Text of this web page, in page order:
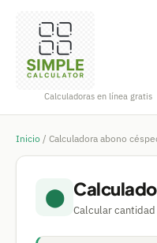
Calculadoras en línea gratis
Inicio / Calculadora abono
⬤
Calcular cantidad